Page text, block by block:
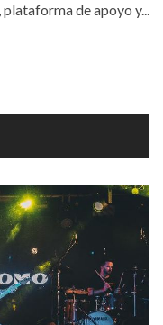
de apoyo y...